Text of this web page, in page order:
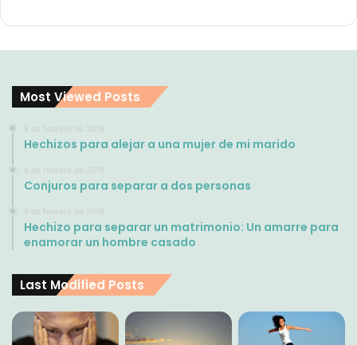
Most Viewed Posts
8 de febrero de 2016
Hechizos para alejar a una mujer de mi marido
8 de febrero de 2016
Conjuros para separar a dos personas
8 de febrero de 2016
Hechizo para separar un matrimonio: Un amarre para
enamorar un hombre casado
Last Modified Posts